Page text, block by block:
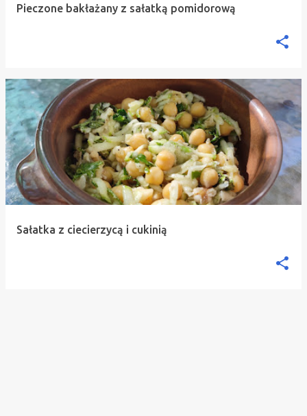
Pieczone bakłażany z sałatką pomidorową
Sałatka z ciecierzycą i cukinią